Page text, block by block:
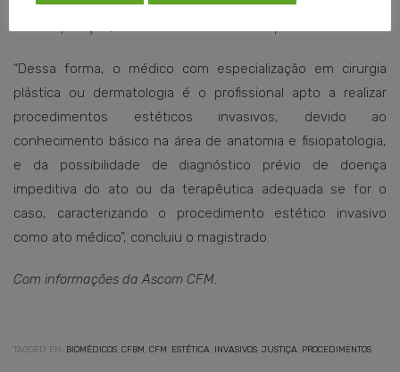
“Dessa forma, o médico com especialização em cirurgia
plástica ou dermatologia é o profissional apto a realizar
procedimentos estéticos invasivos, devido ao
conhecimento básico na área de anatomia e fisiopatologia,
e da possibilidade de diagnóstico prévio de doença
impeditiva do ato ou da terapêutica adequada se for o
caso, caracterizando o procedimento estético invasivo
como ato médico”, concluiu o magistrado.
Com informações da Ascom CFM.
TAGGED EM: BIOMÉDICOS CFBM CFM ESTÉTICA INVASIVOS JUSTIÇA PROCEDIMENTOS